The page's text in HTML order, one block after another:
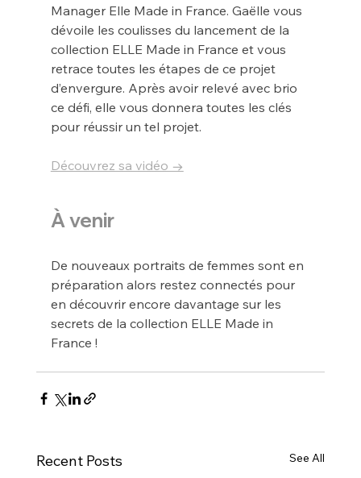
Manager Elle Made in France. Gaëlle vous
dévoile les coulisses du lancement de la
collection ELLE Made in France et vous
retrace toutes les étapes de ce projet
d’envergure. Après avoir relevé avec brio
ce défi, elle vous donnera toutes les clés
pour réussir un tel projet.
Découvrez sa vidéo →
À venir
De nouveaux portraits de femmes sont en
préparation alors restez connectés pour
en découvrir encore davantage sur les
secrets de la collection ELLE Made in
France !
Recent Posts See All